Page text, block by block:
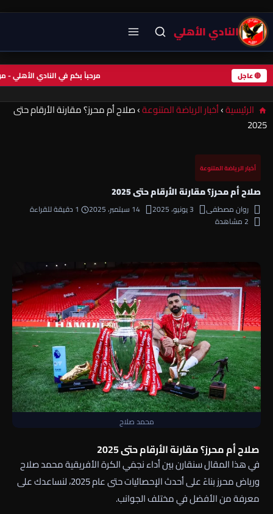
النادي الأهلي
🔴 عاجل مرحباً بكم في النادي
الرئيسية›أخبار الرياضة المتنوعة›صلاح أم محرز؟ مقارنة الأرقام حتى
2025
أخبار الرياضة المتنوعة
صلاح أم محرز؟ مقارنة الأرقام حتى 2025
روان مصطفى 3 يونيو، 2025 14 سبتمبر، 2025
1 دقيقة للقراءة
2 مشاهدة
محمد صلاح
صلاح أم محرز؟ مقارنة الأرقام حتى 2025
في هذا المقال سنقارن بين أداء نجمَي الكرة الأفريقية محمد صلاح
ورياض محرز بناءً على أحدث الإحصائيات حتى عام 2025، لنساعدك على
معرفة من الأفضل في مختلف الجوانب.